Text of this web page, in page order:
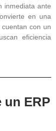
inmediata ante
en una
con un
eficiencia
un ERP